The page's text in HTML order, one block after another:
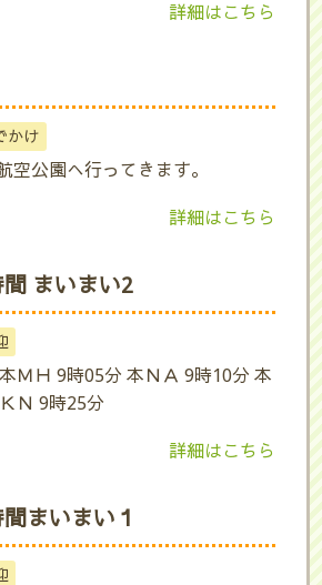
詳細はこちら
かけ
空公園へ行ってきます。
詳細はこちら
まいまい2
ＭＨ 9時05分 本ＮＡ 9時10分 本
Ｎ 9時25分
詳細はこちら
まいまい１